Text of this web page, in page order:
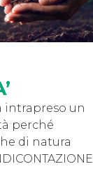
intrapreso un
perché
di natura